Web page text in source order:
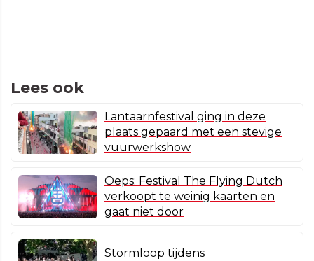
Lees ook
Lantaarnfestival ging in deze
plaats gepaard met een stevige
vuurwerkshow
Oeps: Festival The Flying Dutch
verkoopt te weinig kaarten en
gaat niet door
Stormloop tijdens